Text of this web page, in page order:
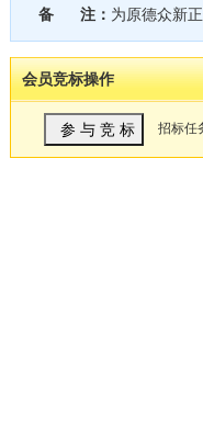
备 注： 为原德众新
会员竞标操作
招标任